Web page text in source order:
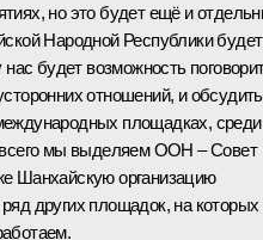
но это будет ещё и
Народной Республики будет
будет возможность
отношений, и обсудить
площадках, среди
всего мы выделяем ООН – Совет
Шанхайскую организацию
ряд других площадок, на которых